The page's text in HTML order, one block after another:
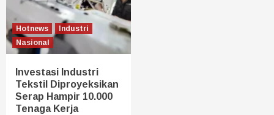
Hotnews
Industri
Nasional
Investasi Industri
Tekstil Diproyeksikan
Serap Hampir 10.000
Tenaga Kerja